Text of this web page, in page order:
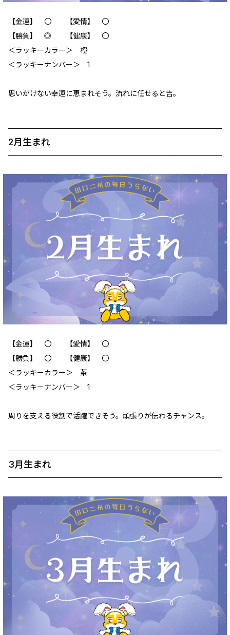
【金運】 〇 【愛情】 〇
【勝負】 ◎ 【健康】 〇
＜ラッキーカラー＞ 橙
＜ラッキーナンバー＞ 1
思いがけない幸運に恵まれそう。流れに任せると吉。
2月生まれ
【金運】 〇 【愛情】 〇
【勝負】 〇 【健康】 〇
＜ラッキーカラー＞ 茶
＜ラッキーナンバー＞ 1
周りを支える役割で活躍できそう。頑張りが伝わるチャンス。
3月生まれ